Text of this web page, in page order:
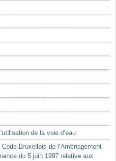
de la voie d’eau
Bruxellois de l’Aménagement
du 5 juin 1997 relative aux